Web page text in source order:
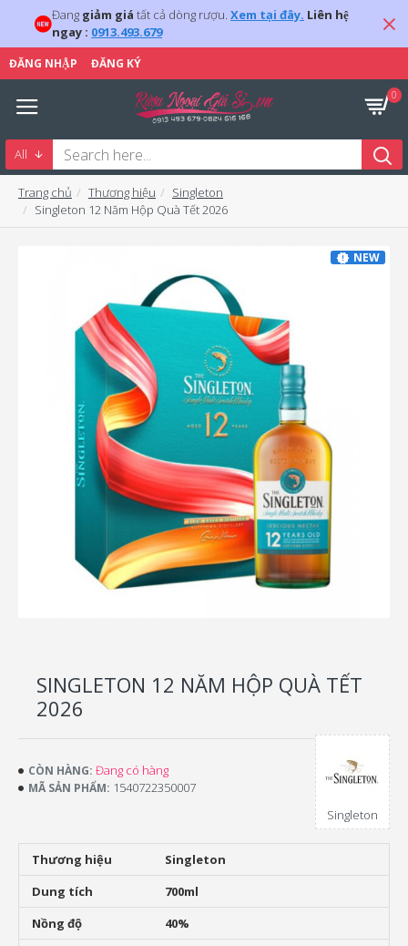
Đang giảm giá tất cả dòng rượu. Xem tại đây. Liên hệ
ngay : 0913.493.679
ĐĂNG NHẬP ĐĂNG KÝ
0
All
Trang chủ Thương hiệu
Singleton
Singleton 12 Năm Hộp Quà Tết 2026
NEW
SINGLETON 12 NĂM HỘP QUÀ TẾT
2026
Thương hiệu
Singleton
Dung tích
700ml
Nồng độ
40%
CÒN HÀNG: Đang có hàng
MÃ SẢN PHẨM: 1540722350007
Singleton